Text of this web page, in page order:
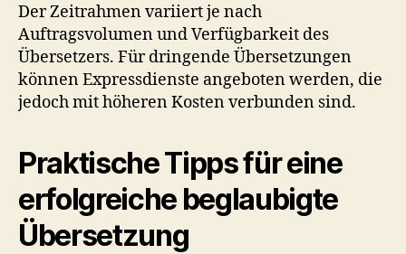
Der Zeitrahmen variiert je nach
Auftragsvolumen und Verfügbarkeit des
Übersetzers. Für dringende Übersetzungen
können Expressdienste angeboten werden, die
jedoch mit höheren Kosten verbunden sind.
Praktische Tipps für eine
erfolgreiche beglaubigte
Übersetzung